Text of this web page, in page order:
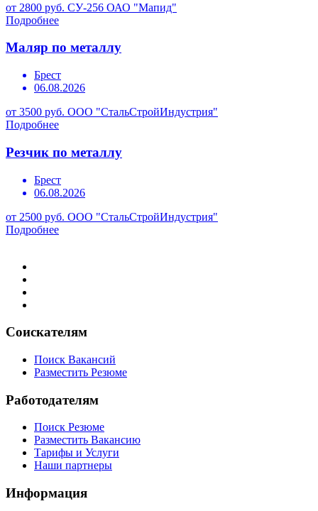
от 2800 руб. СУ-256 ОАО "Мапид"
Подробнее
Маляр по металлу
Брест
06.08.2026
от 3500 руб. ООО "СтальСтройИндустрия"
Подробнее
Резчик по металлу
Брест
06.08.2026
от 2500 руб. ООО "СтальСтройИндустрия"
Подробнее
Соискателям
Поиск Вакансий
Разместить Резюме
Работодателям
Поиск Резюме
Разместить Вакансию
Тарифы и Услуги
Наши партнеры
Информация